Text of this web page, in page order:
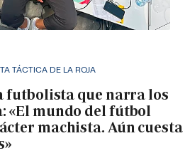
TÁCTICA DE LA ROJA
futbolista que narra los
«El mundo del fútbol
machista. Aún cuesta